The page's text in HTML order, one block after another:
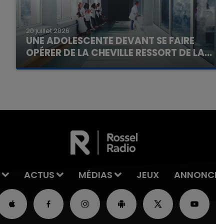
20 juillet 2026
UNE ADOLESCENTE DEVANT SE FAIRE
OPÉRER DE LA CHEVILLE RESSORT DE LA...
La famille a porté plainte contre la clinique qui a
ACTUS MÉDIAS JEUX